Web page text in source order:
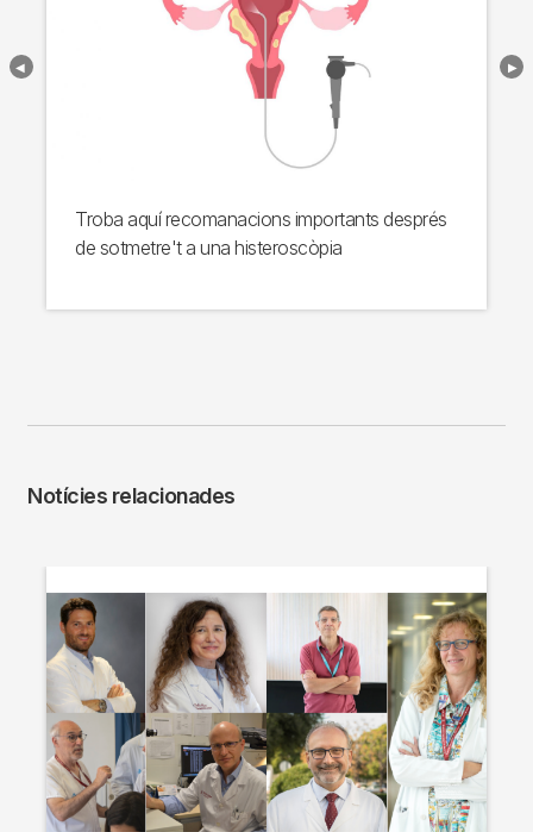
Troba aquí recomanacions importants després
de sotmetre't a una histeroscòpia
Notícies relacionades